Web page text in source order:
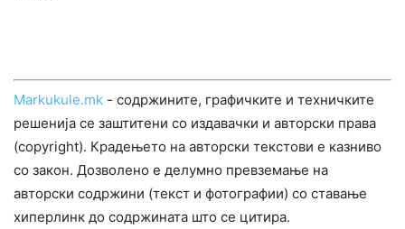
Markukule.mk - содржините, графичките и техничките
решенија се заштитени со издавачки и авторски права
(copyright). Крадењето на авторски текстови е казниво
со закон. Дозволено е делумно превземање на
авторски содржини (текст и фотографии) со ставање
хиперлинк до содржината што се цитира.